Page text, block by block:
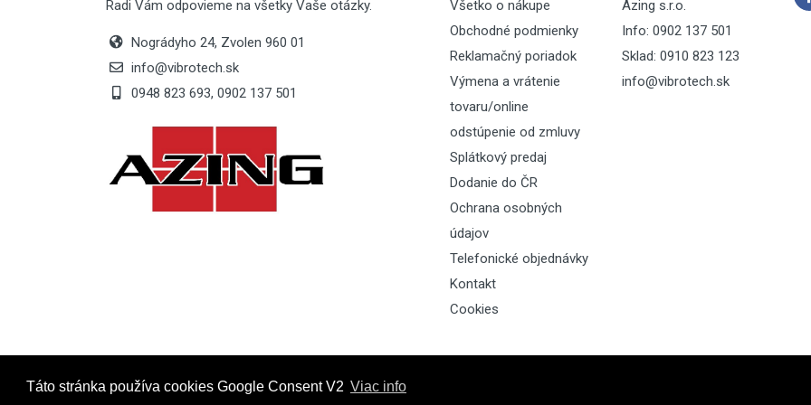
Táto stránka používa cookies Google Consent V2 Viac info
Radi Vám odpovieme na všetky Vaše otázky.
Nográdyho 24, Zvolen 960 01
info@vibrotech.sk
0948 823 693, 0902 137 501
Všetko o nákupe
Obchodné podmienky
Reklamačný poriadok
Výmena a vrátenie
tovaru/online
odstúpenie od zmluvy
Splátkový predaj
Dodanie do ČR
Ochrana osobných
údajov
Telefonické objednávky
Kontakt
Cookies
Azing s.r.o.
Info: 0902 137 501
Sklad: 0910 823 123
info@vibrotech.sk
Powered byec2pro.eu